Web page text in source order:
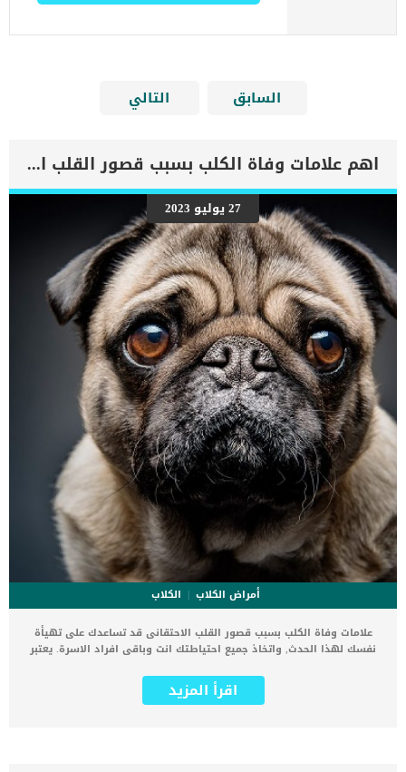
السابق التالي
اهم علامات وفاة الكلب بسبب قصور القلب الاحتقانى
27 يوليو 2023
أمراض الكلاب
الكلاب
علامات وفاة الكلب بسبب قصور القلب الاحتقانى قد تساعدك على تهيأة
نفسك لهذا الحدث, واتخاذ جميع احتياطتك انت وباقى افراد الاسرة. يعتبر
يتعرض لها جميع الكائنات الحية بما فى ذلك الكلاب والقطط. كما ان القلب
يعتبر عضوا رئيسيا فى جسم الكلاب, واى قصور به يعتبر قصور فى باقى
اقرأ المزيد